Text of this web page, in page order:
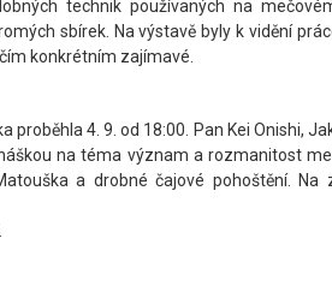
technik používaných na
sbírek. Na výstavě byly k vidění
konkrétním zajímavé.
proběhla 4. 9. od 18:00. Pan Kei Onishi,
na téma význam a rozmanitost
a drobné čajové pohoštění. Na